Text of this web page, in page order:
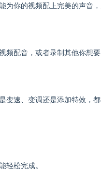
为你的视频配上完美的声音
频配音，或者录制其他你想
变速、变调还是添加特效，
轻松完成。